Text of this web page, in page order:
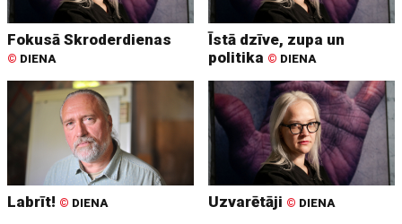
Fokusā Skroderdienas
© DIENA
Īstā dzīve, zupa un
politika © DIENA
Labrīt! © DIENA Uzvarētāji © DIENA